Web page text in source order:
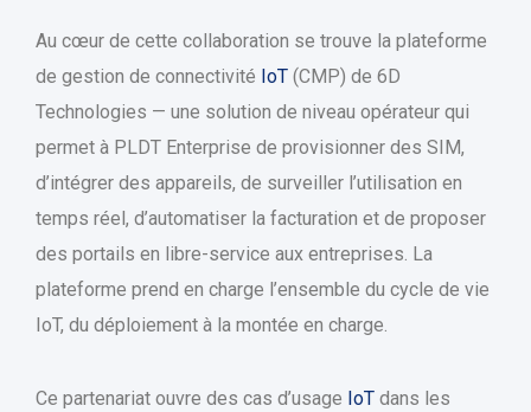
Au cœur de cette collaboration se trouve la plateforme
de gestion de connectivité IoT (CMP) de 6D
Technologies — une solution de niveau opérateur qui
permet à PLDT Enterprise de provisionner des SIM,
d’intégrer des appareils, de surveiller l’utilisation en
temps réel, d’automatiser la facturation et de proposer
des portails en libre-service aux entreprises. La
plateforme prend en charge l’ensemble du cycle de vie
IoT, du déploiement à la montée en charge.
Ce partenariat ouvre des cas d’usage IoT dans les